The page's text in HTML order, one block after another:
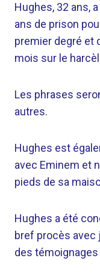
Hughes, 32 ans,
ans de prison
premier degré et
mois sur le
Les phrases
autres.
Hughes est
avec Eminem et
pieds de sa
Hughes a été
bref procès avec
des témoignages